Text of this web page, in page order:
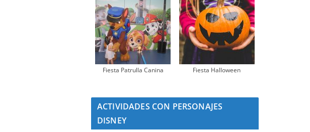
Fiesta Patrulla Canina Fiesta Halloween
ACTIVIDADES CON PERSONAJES
DISNEY